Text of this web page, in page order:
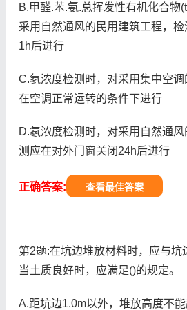
B.甲醛.苯.氨.总挥发性有机化合物
采用自然通风的民用建筑工程，
1h后进行
C.氡浓度检测时，对采用集中空
在空调正常运转的条件下进行
D.氡浓度检测时，对采用自然通
测应在对外门窗关闭24h后进行
正确答案: 查看最佳答案
第2题:在坑边堆放材料时，应与坑
当土质良好时，应满足()的规定。
A.距坑边1.0m以外，堆放高度不